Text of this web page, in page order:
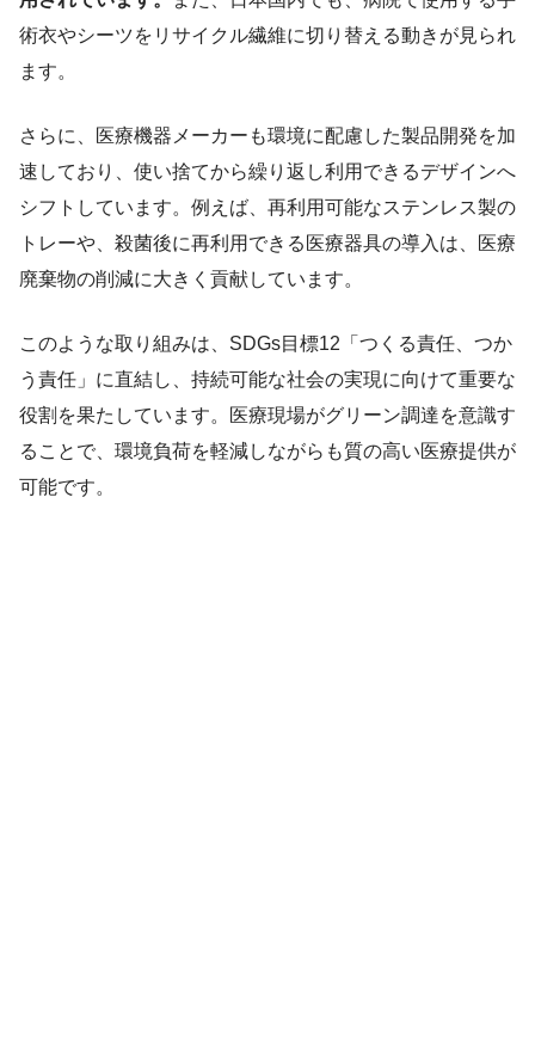
術衣やシーツをリサイクル繊維に切り替える動きが見られ
ます。
さらに、医療機器メーカーも環境に配慮した製品開発を加
速しており、使い捨てから繰り返し利用できるデザインへ
シフトしています。例えば、再利用可能なステンレス製の
トレーや、殺菌後に再利用できる医療器具の導入は、医療
廃棄物の削減に大きく貢献しています。
このような取り組みは、SDGs目標12「つくる責任、つか
う責任」に直結し、持続可能な社会の実現に向けて重要な
役割を果たしています。医療現場がグリーン調達を意識す
ることで、環境負荷を軽減しながらも質の高い医療提供が
可能です。